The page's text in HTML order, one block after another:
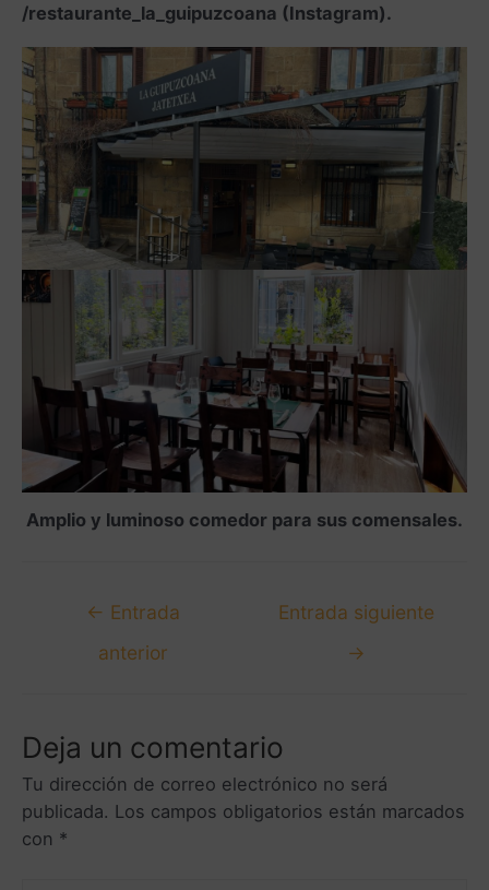
/restaurante_la_guipuzcoana (Instagram).
Amplio y luminoso comedor para sus comensales.
← Entrada
anterior
Entrada siguiente
→
Deja un comentario
Tu dirección de correo electrónico no será
publicada. Los campos obligatorios están marcados
con *